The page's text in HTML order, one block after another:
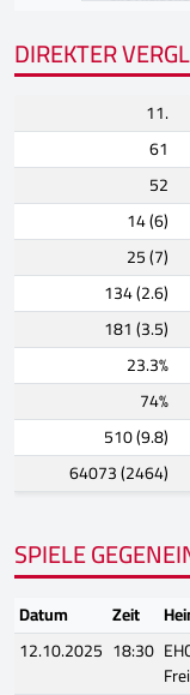
DIREKTER
11.
61
52
14 (6)
25 (7)
134 (2.6)
181 (3.5)
23.3%
74%
510 (9.8)
64073 (2464)
SPIELE
Datum Zeit
12.10.2025 18:30